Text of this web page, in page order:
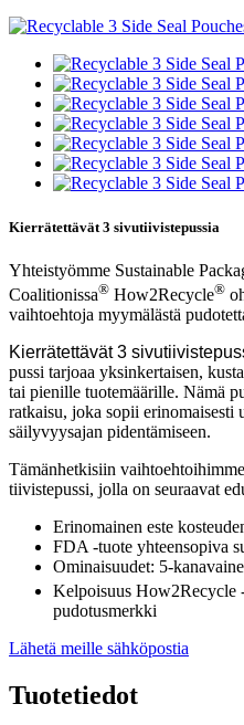
Kierrätettävät 3 sivutiivistepussia
Yhteistyömme Sustainable
Coalitionissa® How2Recycle®
vaihtoehtoja myymälästä
Kierrätettävät 3
pussi tarjoaa yksinkertaisen,
tai pienille tuotemäärille. Nämä
ratkaisu, joka sopii erinomaisesti
säilyvyysajan pidentämiseen.
Tämänhetkisiin
tiivistepussi, jolla on seuraavat
Erinomainen este
FDA -tuote yhteensopiva
Ominaisuudet: 5-
Kelpoisuus How2Recycle
pudotusmerkki
Lähetä meille sähköpostia
Tuotetiedot